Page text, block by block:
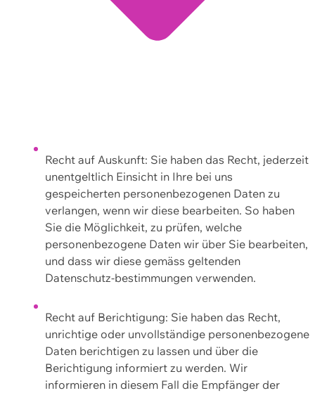
Recht auf Auskunft: Sie haben das Recht, jederzeit
unentgeltlich Einsicht in Ihre bei uns
gespeicherten personenbezogenen Daten zu
verlangen, wenn wir diese bearbeiten. So haben
Sie die Möglichkeit, zu prüfen, welche
personenbezogene Daten wir über Sie bearbeiten,
und dass wir diese gemäss geltenden
Datenschutz-bestimmungen verwenden.
Recht auf Berichtigung: Sie haben das Recht,
unrichtige oder unvollständige personenbezogene
Daten berichtigen zu lassen und über die
Berichtigung informiert zu werden. Wir
informieren in diesem Fall die Empfänger der